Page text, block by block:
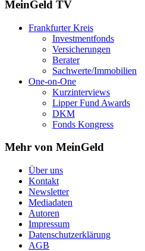
MeinGeld TV
Frankfurter Kreis
Investmentfonds
Versicherungen
Berater
Sachwerte/Immobilien
One-on-One
Kurzinterviews
Lipper Fund Awards
DKM
Fonds Kongress
Mehr von MeinGeld
Über uns
Kontakt
Newsletter
Mediadaten
Autoren
Impressum
Datenschutzerklärung
AGB